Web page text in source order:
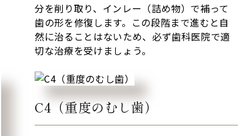
分を削り取り、インレー（詰め物）で補って
歯の形を修復します。この段階まで進むと自
然に治ることはないため、必ず歯科医院で適
切な治療を受けましょう。
C4（重度のむし歯）